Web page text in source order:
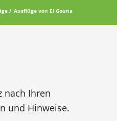
Ausflüge von El Gouna
nach Ihren
und Hinweise.